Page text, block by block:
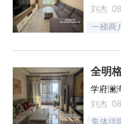
刘杰
一梯两
学府澜
刘杰